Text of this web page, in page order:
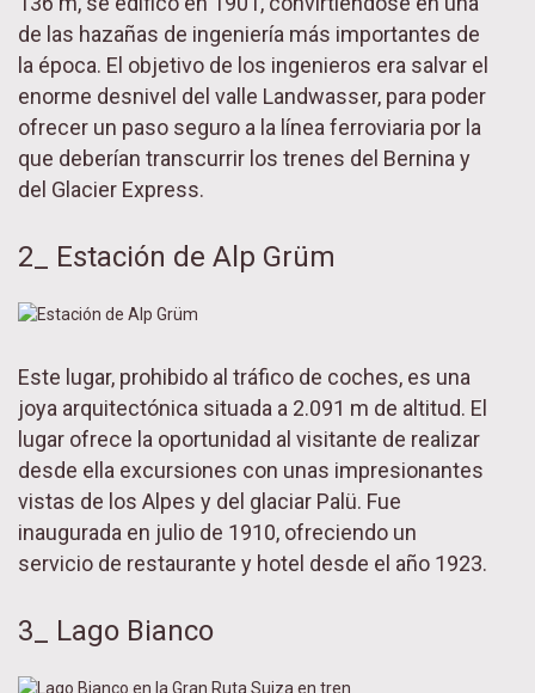
de las hazañas de ingeniería más importantes de
la época. El objetivo de los ingenieros era salvar el
enorme desnivel del valle Landwasser, para poder
ofrecer un paso seguro a la línea ferroviaria por la
que deberían transcurrir los trenes del Bernina y
del Glacier Express.
2_ Estación de Alp Grüm
Este lugar, prohibido al tráfico de coches, es una
joya arquitectónica situada a 2.091 m de altitud. El
lugar ofrece la oportunidad al visitante de realizar
desde ella excursiones con unas impresionantes
vistas de los Alpes y del glaciar Palü. Fue
inaugurada en julio de 1910, ofreciendo un
servicio de restaurante y hotel desde el año 1923.
3_ Lago Bianco